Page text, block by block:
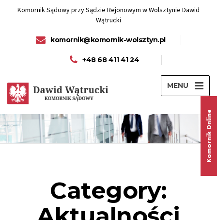
Komornik Sądowy przy Sądzie Rejonowym w Wolsztynie Dawid
Wątrucki
komornik@komornik-wolsztyn.pl
+48 68 411 41 24
MENU
Category:
Komornik Online